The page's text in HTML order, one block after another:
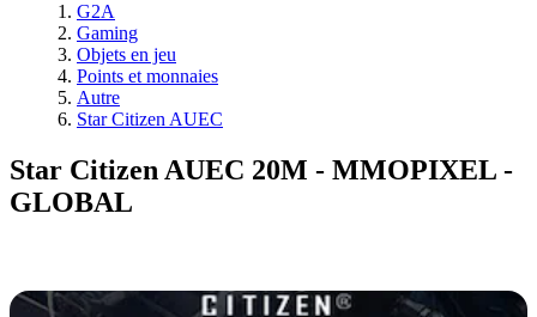
G2A
Gaming
Objets en jeu
Points et monnaies
Autre
Star Citizen AUEC
Star Citizen AUEC 20M - MMOPIXEL -
GLOBAL